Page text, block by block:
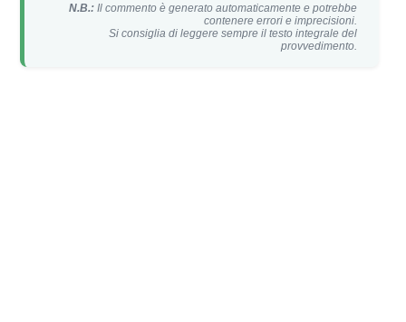
N.B.:Il commento è generato automaticamente e potrebbe
contenere errori e imprecisioni.
Si consiglia di leggere sempre il testo integrale del
provvedimento.